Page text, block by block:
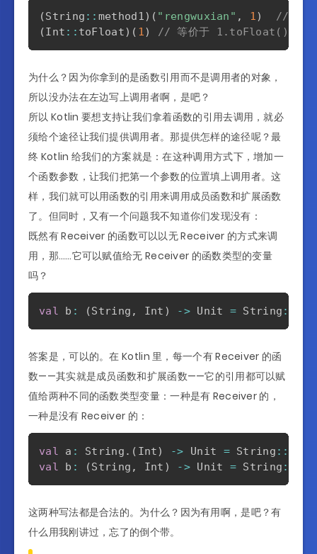
(String :: method1) ( "rengwuxian" , 1)
// 等
(Int :: toFloat) ( 1) // 等价于 1.toFloat()
为什么？因为你拿到的是函数引用而不是调用者的对象，
所以没办法在左边写上调用者啊，是吧？
所以 Kotlin 要想支持让我们拿着函数的引用去调用，就必
须给个途径让我们提供调用者。那提供怎样的途径呢？最
终 Kotlin 给我们的方案就是：在这种调用方式下，增加一
个函数参数，让我们把第一个参数的位置填上调用者。这
样，我们就可以用函数的引用来调用成员函数和扩展函数
了。但同时，又有一个问题我不知道你们发现没有：
既然有 Receiver 的函数可以以无 Receiver 的方式来调
用，那……它可以赋值给无 Receiver 的函数类型的变量
吗？
val b : (String , Int ) -> Unit = String ::
答案是，可以的。在 Kotlin 里，每一个有 Receiver 的函
数——其实就是成员函数和扩展函数——它的引用都可以赋
值给两种不同的函数类型变量：一种是有 Receiver 的，
一种是没有 Receiver 的：
val a : String . ( Int) -> Unit = String ::
val b : (String , Int ) -> Unit = String ::
这两种写法都是合法的。为什么？因为有用啊，是吧？有
什么用我刚讲过，忘了的倒个带。